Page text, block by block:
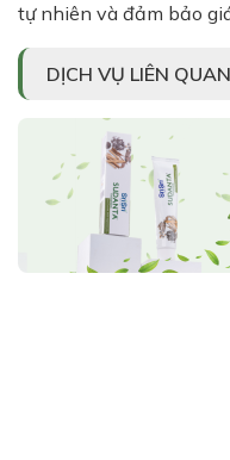
tự nhiên và đảm bảo
DỊCH VỤ LIÊN QUAN